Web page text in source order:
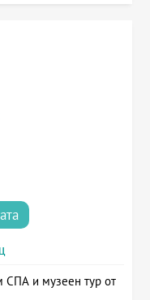
СПА и музеен тур от